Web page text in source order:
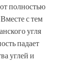
полностью
с тем
угля
падает
углей и